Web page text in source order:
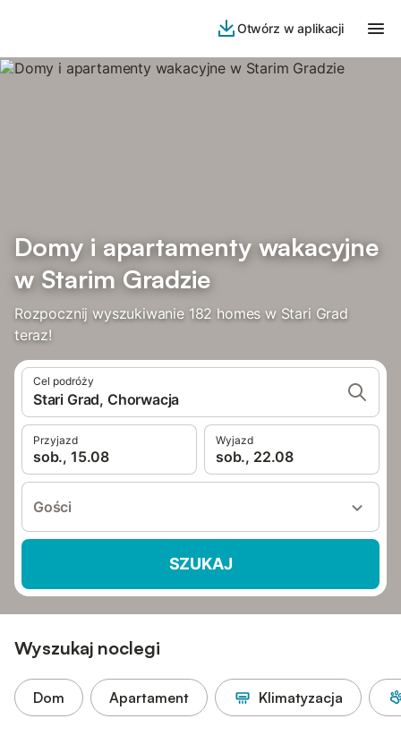
Otwórz w aplikacji
Domy i apartamenty wakacyjne
w Starim Gradzie
Rozpocznij wyszukiwanie 182 homes w Stari Grad
teraz!
Cel podróży
Stari Grad, Chorwacja
Przyjazd
sob., 15.08
Wyjazd
sob., 22.08
Gości
SZUKAJ
Wyszukaj noclegi
Dom Apartament Klimatyzacja